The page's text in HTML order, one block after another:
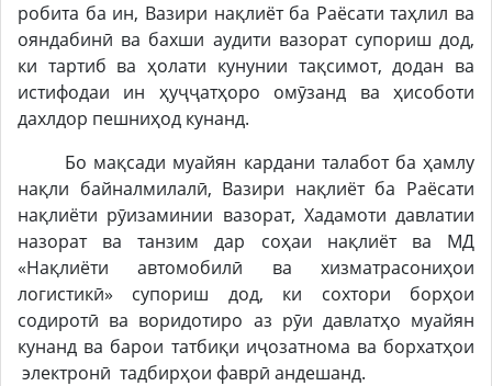
робита ба ин, Вазири нақлиёт ба Раёсати таҳлил ва
ояндабинӣ ва бахши аудити вазорат супориш дод,
ки тартиб ва ҳолати кунунии тақсимот, додан ва
истифодаи ин ҳуҷҷатҳоро омӯзанд ва ҳисоботи
дахлдор пешниҳод кунанд.
Бо мақсади муайян кардани талабот ба ҳамлу
нақли байналмилалӣ, Вазири нақлиёт ба Раёсати
нақлиёти рӯизаминии вазорат, Хадамоти давлатии
назорат ва танзим дар соҳаи нақлиёт ва МД
«Нақлиёти автомобилӣ ва хизматрасониҳои
логистикӣ» супориш дод, ки сохтори борҳои
содиротӣ ва воридотиро аз рӯи давлатҳо муайян
кунанд ва барои татбиқи иҷозатнома ва борхатҳои
электронӣ тадбирҳои фаврӣ андешанд.